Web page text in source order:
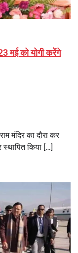
मई को योगी करेंगे
मंदिर का दौरा कर
किया […]